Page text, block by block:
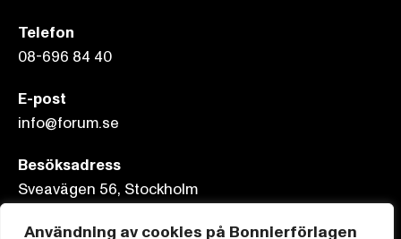
Användning av cookies på Bonnierförlagen
Telefon
08-696 84 40
E-post
info@forum.se
Besöksadress
Sveavägen 56, Stockholm
Postadress